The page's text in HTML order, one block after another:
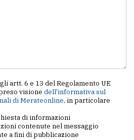
artt. 6 e 13 del Regolamento UE
visione dell'informativa sul
di Merateonline, in particolare
di informazioni
contenute nel messaggio
a fini di pubblicazione